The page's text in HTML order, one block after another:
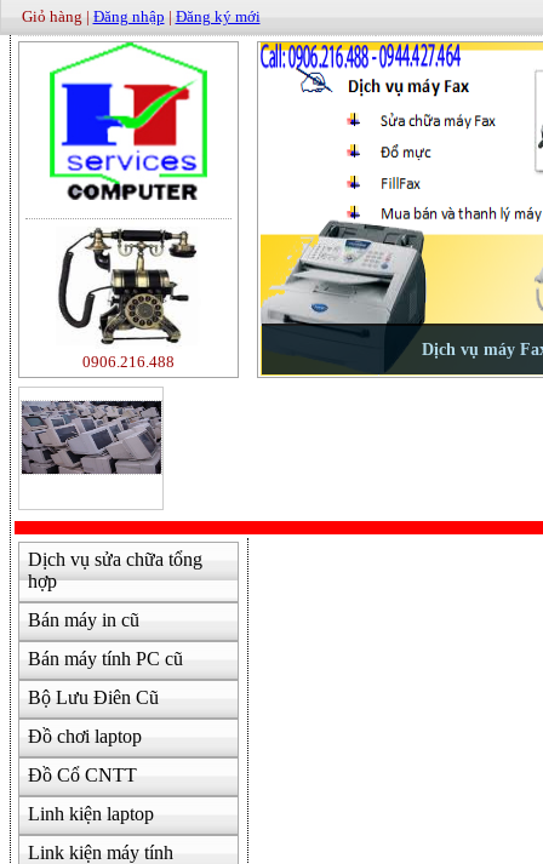
Giỏ hàng | Đăng nhập | Đăng ký mới
0906.216.488
Dịch vụ sửa chữa tổng
hợp
Bán máy in cũ
Bán máy tính PC cũ
Bộ Lưu Điên Cũ
Đồ chơi laptop
Đồ Cổ CNTT
Linh kiện laptop
Link kiện máy tính